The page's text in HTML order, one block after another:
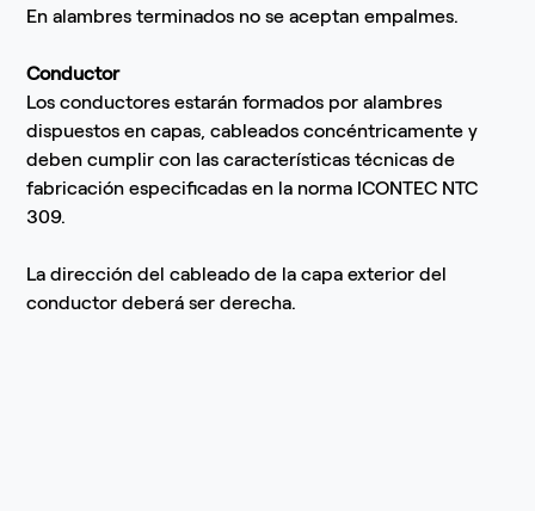
En alambres terminados no se aceptan empalmes.
Conductor
Los conductores estarán formados por alambres
dispuestos en capas, cableados concéntricamente y
deben cumplir con las características técnicas de
fabricación especificadas en la norma ICONTEC NTC
309.
La dirección del cableado de la capa exterior del
conductor deberá ser derecha.